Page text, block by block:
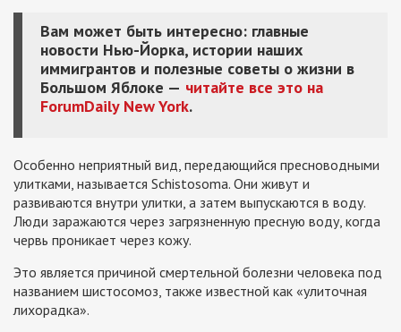
Вам может быть интересно: главные
новости Нью-Йорка, истории наших
иммигрантов и полезные советы о жизни в
Большом Яблоке — читайте все это на
ForumDaily New York.
Особенно неприятный вид, передающийся пресноводными
улитками, называется Schistosoma. Они живут и
развиваются внутри улитки, а затем выпускаются в воду.
Люди заражаются через загрязненную пресную воду, когда
червь проникает через кожу.
Это является причиной смертельной болезни человека под
названием шистосомоз, также известной как «улиточная
лихорадка».